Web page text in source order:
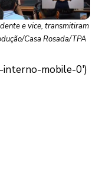
e vice, transmitiram
Casa Rosada/TPA